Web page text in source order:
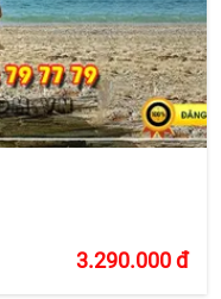
3.290.000đ